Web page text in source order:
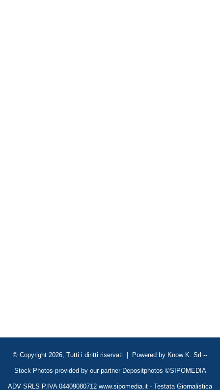
© Copyright 2026, Tutti i diritti riservati | Powered by Know K. Srl --
Stock Photos provided by our partner Depositphotos ©SIPOMEDIA
ADV SRLS P.IVA 04409080712 www.sipomedia.it - Testata Giornalistica